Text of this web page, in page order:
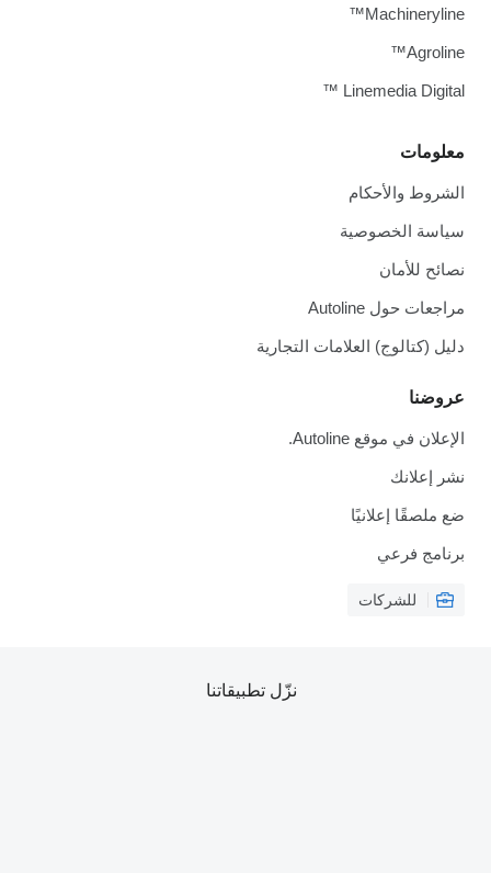
معلومات
الشروط والأحكام
سياسة الخصوصية
نصائح للأمان
مراجعات حول Autoline
دليل (كتالوج) العلامات التجارية
عروضنا
الإعلان في موقع Autoline.
نشر إعلانك
ضع ملصقًا إعلانيًا
برنامج فرعي
للشركات
Machineryline™
Agroline™
Linemedia Digital ™
نزّل تطبيقاتنا